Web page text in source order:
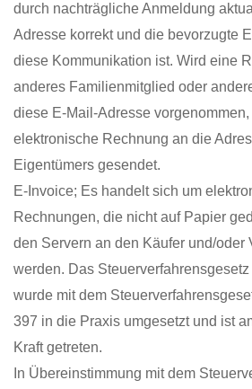
durch nachträgliche Anmeldung
Adresse korrekt und die bevorzugte
diese Kommunikation ist. Wird eine
anderes Familienmitglied oder
diese E-Mail-Adresse
elektronische Rechnung an die
Eigentümers gesendet.
E-Invoice; Es handelt sich um
Rechnungen, die nicht auf Papier
den Servern an den Käufer und/oder
werden. Das
wurde mit dem
397 in die Praxis umgesetzt und ist
Kraft getreten.
In Übereinstimmung mit dem